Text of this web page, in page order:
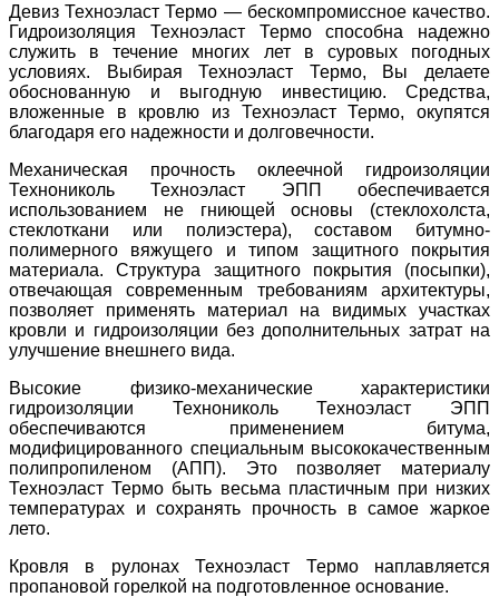
Девиз Техноэласт Термо — бескомпромиссное качество.
Гидроизоляция Техноэласт Термо способна надежно
служить в течение многих лет в суровых погодных
условиях. Выбирая Техноэласт Термо, Вы делаете
обоснованную и выгодную инвестицию. Средства,
вложенные в кровлю из Техноэласт Термо, окупятся
благодаря его надежности и долговечности.
Механическая прочность оклеечной гидроизоляции
Технониколь Техноэласт ЭПП обеспечивается
использованием не гниющей основы (стеклохолста,
стеклоткани или полиэстера), составом битумно-
полимерного вяжущего и типом защитного покрытия
материала. Структура защитного покрытия (посыпки),
отвечающая современным требованиям архитектуры,
позволяет применять материал на видимых участках
кровли и гидроизоляции без дополнительных затрат на
улучшение внешнего вида.
Высокие физико-механические характеристики
гидроизоляции Технониколь Техноэласт ЭПП
обеспечиваются применением битума,
модифицированного специальным высококачественным
полипропиленом (АПП). Это позволяет материалу
Техноэласт Термо быть весьма пластичным при низких
температурах и сохранять прочность в самое жаркое
лето.
Кровля в рулонах Техноэласт Термо наплавляется
пропановой горелкой на подготовленное основание.